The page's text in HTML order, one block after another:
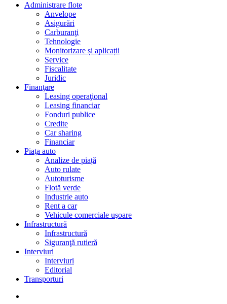
Administrare flote
Anvelope
Asigurări
Carburanţi
Tehnologie
Monitorizare și aplicații
Service
Fiscalitate
Juridic
Finanţare
Leasing operaţional
Leasing financiar
Fonduri publice
Credite
Car sharing
Financiar
Piaţa auto
Analize de piață
Auto rulate
Autoturisme
Flotă verde
Industrie auto
Rent a car
Vehicule comerciale uşoare
Infrastructură
Infrastructură
Siguranţă rutieră
Interviuri
Interviuri
Editorial
Transporturi